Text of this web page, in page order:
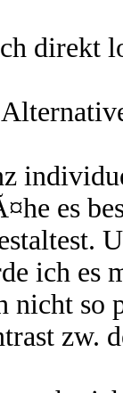
direkt
es
ich es
nicht so
zw.